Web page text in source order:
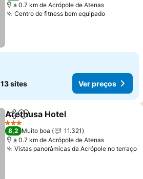
a 0.7 km de Acrópole de Atenas
Centro de fitness bem equipado
13 sites Ver preços
PartilharAdicionar aos favoritos
Arethusa Hotel
3 Estrelas
8,2 Muito boa
11.321
a 0.7 km de Acrópole de Atenas
Vistas panorâmicas da Acrópole no terraço